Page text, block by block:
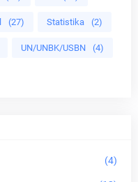
(27) Statistika (2)
UN/UNBK/USBN (4)
(4)